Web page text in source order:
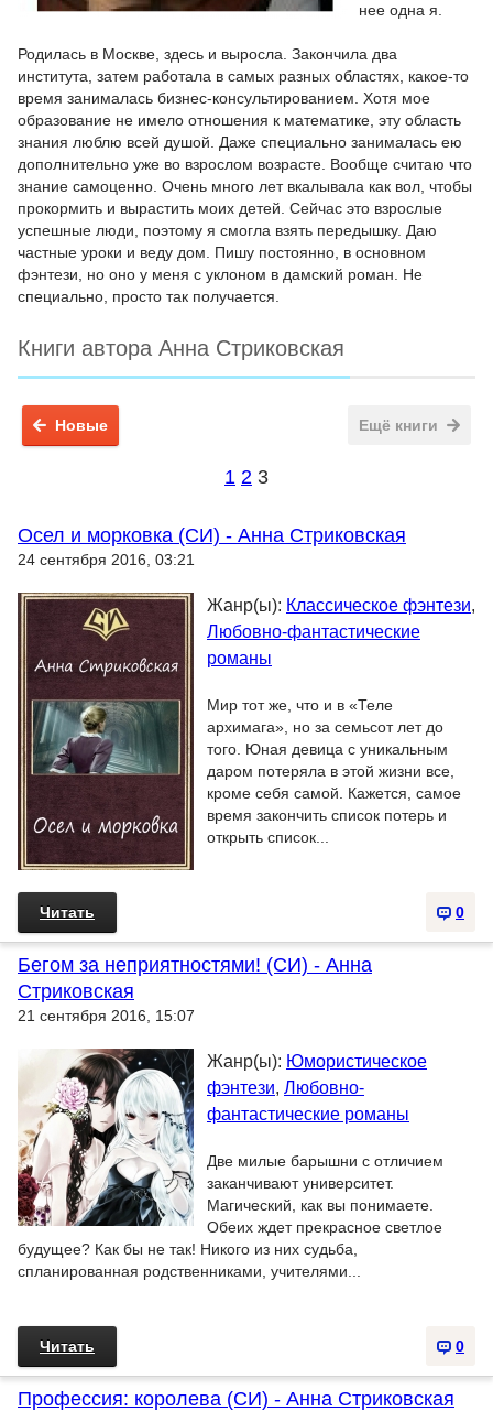
нее одна я.
Родилась в Москве, здесь и выросла. Закончила два
института, затем работала в самых разных областях, какое-то
время занималась бизнес-консультированием. Хотя мое
образование не имело отношения к математике, эту область
знания люблю всей душой. Даже специально занималась ею
дополнительно уже во взрослом возрасте. Вообще считаю что
знание самоценно. Очень много лет вкалывала как вол, чтобы
прокормить и вырастить моих детей. Сейчас это взрослые
успешные люди, поэтому я смогла взять передышку. Даю
частные уроки и веду дом. Пишу постоянно, в основном
фэнтези, но оно у меня с уклоном в дамский роман. Не
специально, просто так получается.
Книги автора Анна Стриковская
Новые Ещё книги
1 2 3
Осел и морковка (СИ) - Анна Стриковская
24 сентября 2016, 03:21
Жанр(ы): Классическое фэнтези,
Любовно-фантастические
романы
Мир тот же, что и в «Теле
архимага», но за семьсот лет до
того. Юная девица с уникальным
даром потеряла в этой жизни все,
кроме себя самой. Кажется, самое
время закончить список потерь и
открыть список...
0
Читать
Бегом за неприятностями! (СИ) - Анна
Стриковская
21 сентября 2016, 15:07
Жанр(ы): Юмористическое
фэнтези, Любовно-
фантастические романы
Две милые барышни с отличием
заканчивают университет.
Магический, как вы понимаете.
Обеих ждет прекрасное светлое
будущее? Как бы не так! Никого из них судьба,
спланированная родственниками, учителями...
0
Читать
Профессия: королева (СИ) - Анна Стриковская